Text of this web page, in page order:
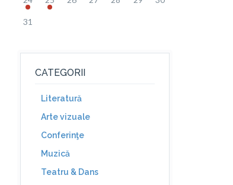
31
CATEGORII
Literatură
Arte vizuale
Conferinţe
Muzică
Teatru & Dans